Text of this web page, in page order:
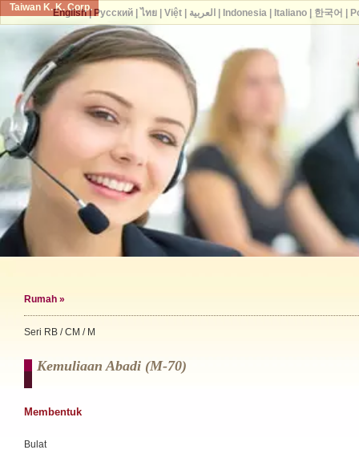
Taiwan K. K. Corp.
Rumah »
Seri RB / CM / M
Kemuliaan Abadi (m-70)
Membentuk
Bulat
English| Русский| ไทย| Việt| العربية Indonesia| Italiano| 한국어